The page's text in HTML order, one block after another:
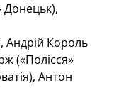
Донецьк),
Андрій Король
(«Полісся»
Антон